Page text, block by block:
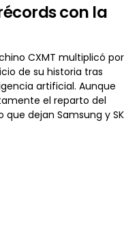
con la
CXMT multiplicó por
de su historia tras
artificial. Aunque
el reparto del
dejan Samsung y SK